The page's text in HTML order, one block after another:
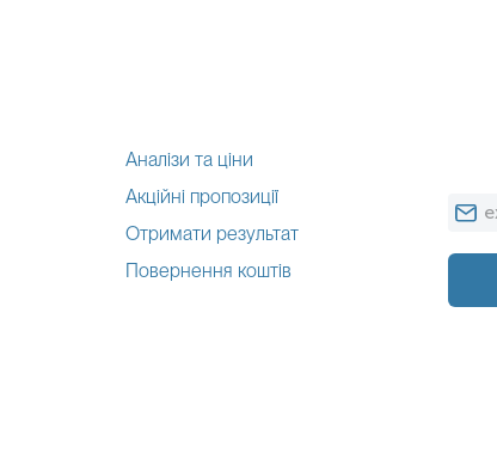
Аналізи та ціни
Акційні пропозиції
Отримати результат
Повернення коштів